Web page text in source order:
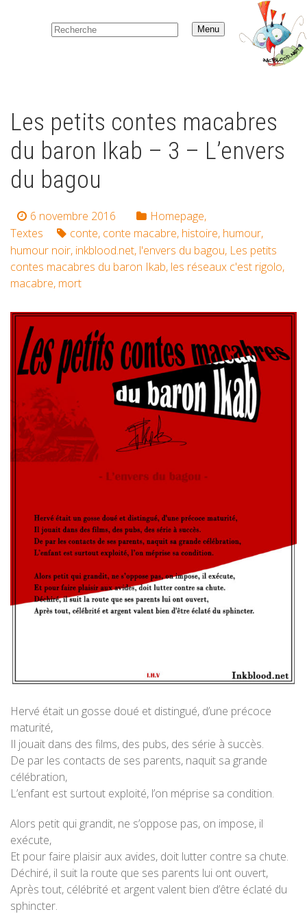
Menu
Les petits contes macabres
du baron Ikab – 3 – L’envers
du bagou
6 novembre 2016 Homepage,
Textes
conte, conte macabre, histoire, humour,
humour noir, inkblood.net, l'envers du bagou, Les petits
contes macabres du baron Ikab, les réseaux c'est rigolo,
macabre, mort
Hervé était un gosse doué et distingué, d’une précoce
maturité,
Il jouait dans des films, des pubs, des série à succès.
De par les contacts de ses parents, naquit sa grande
célébration,
L’enfant est surtout exploité, l’on méprise sa condition.
Alors petit qui grandit, ne s’oppose pas, on impose, il
exécute,
Et pour faire plaisir aux avides, doit lutter contre sa chute.
Déchiré, il suit la route que ses parents lui ont ouvert,
Après tout, célébrité et argent valent bien d’être éclaté du
sphincter.